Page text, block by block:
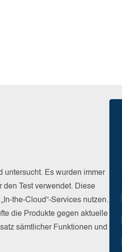
untersucht. Es wurden immer
den Test verwendet. Diese
the-Cloud“-Services nutzen.
die Produkte gegen aktuelle
sämtlicher Funktionen und